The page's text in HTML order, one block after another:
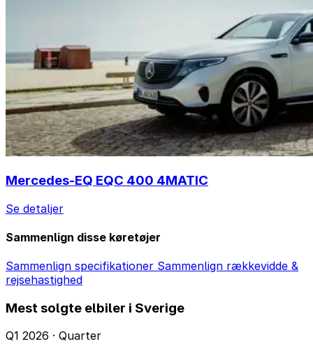
Mercedes-EQ EQC 400 4MATIC
Se detaljer
Sammenlign disse køretøjer
Sammenlign specifikationer Sammenlign rækkevidde &
rejsehastighed
Mest solgte elbiler i Sverige
Q1 2026 · Quarter